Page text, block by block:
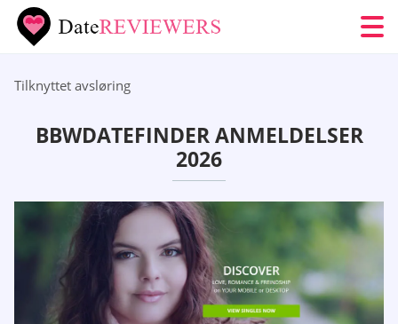
Tilknyttet avsløring
BBWDATEFINDER ANMELDELSER
2026